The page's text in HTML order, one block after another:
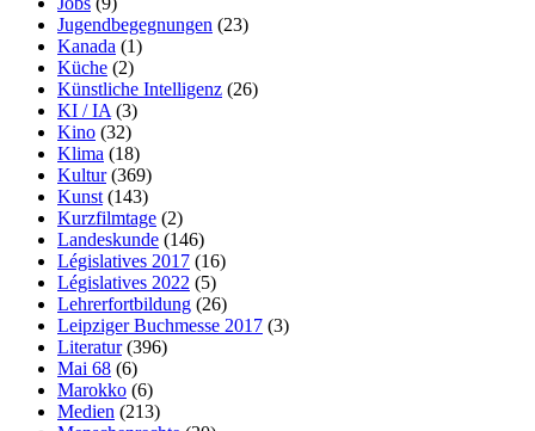
Jugendbegegnungen (23)
Kanada (1)
Küche (2)
Künstliche Intelligenz (26)
KI / IA(3)
Kino (32)
Klima (18)
Kultur(369)
Kunst(143)
Kurzfilmtage (2)
Landeskunde (146)
Législatives 2017 (16)
Législatives 2022 (5)
Lehrerfortbildung (26)
Leipziger Buchmesse 2017 (3)
Literatur(396)
Mai 68 (6)
Marokko (6)
Medien (213)